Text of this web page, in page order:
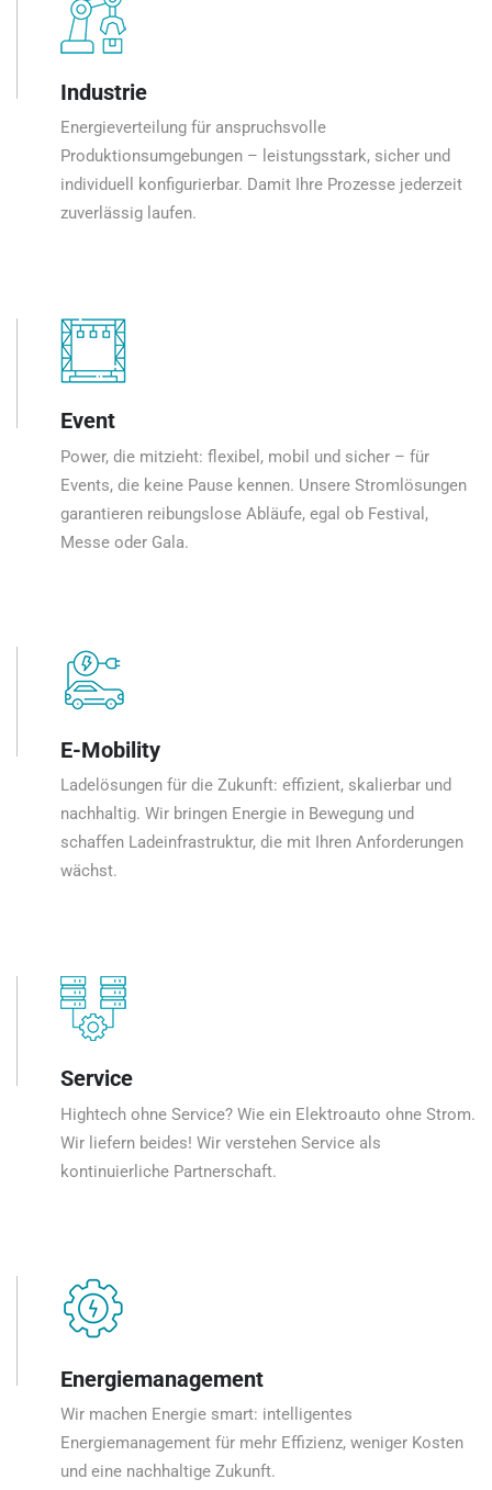
Industrie
Energieverteilung für anspruchsvolle
Produktionsumgebungen – leistungsstark, sicher und
individuell konfigurierbar. Damit Ihre Prozesse jederzeit
zuverlässig laufen.
Event
Power, die mitzieht: flexibel, mobil und sicher – für
Events, die keine Pause kennen. Unsere Stromlösungen
garantieren reibungslose Abläufe, egal ob Festival,
Messe oder Gala.
E-Mobility
Ladelösungen für die Zukunft: effizient, skalierbar und
nachhaltig. Wir bringen Energie in Bewegung und
schaffen Ladeinfrastruktur, die mit Ihren Anforderungen
wächst.
Service
Hightech ohne Service? Wie ein Elektroauto ohne Strom.
Wir liefern beides! Wir verstehen Service als
kontinuierliche Partnerschaft.
Energiemanagement
Wir machen Energie smart: intelligentes
Energiemanagement für mehr Effizienz, weniger Kosten
und eine nachhaltige Zukunft.